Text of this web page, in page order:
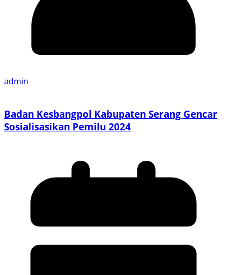
admin
Badan Kesbangpol Kabupaten Serang Gencar
Sosialisasikan Pemilu 2024